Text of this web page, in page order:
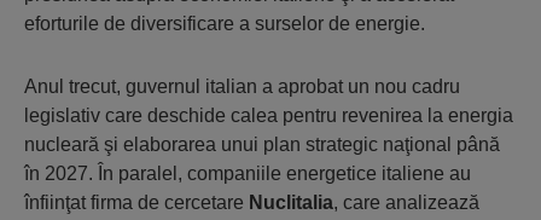
eforturile de diversificare a surselor de energie.
Anul trecut, guvernul italian a aprobat un nou cadru
legislativ care deschide calea pentru revenirea la energia
nucleară şi elaborarea unui plan strategic naţional până
în 2027. În paralel, companiile energetice italiene au
înfiinţat firma de cercetare Nuclitalia, care analizează